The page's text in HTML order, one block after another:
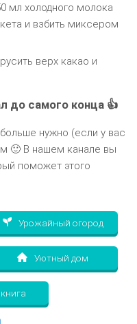
мл холодного молока
и взбить миксером
верх какао и
до самого конца 👍
нужно (если у вас
🙂 В нашем канале вы
поможет этого
Урожайный огород
Уютный дом